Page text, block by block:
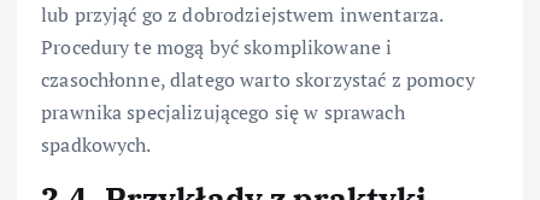
lub przyjąć go z dobrodziejstwem inwentarza.
Procedury te mogą być skomplikowane i
czasochłonne, dlatego warto skorzystać z pomocy
prawnika specjalizującego się w sprawach
spadkowych.